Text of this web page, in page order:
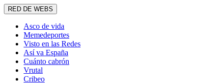
RED DE WEBS
Asco de vida
Memedeportes
Visto en las Redes
Así va España
Cuánto cabrón
Vrutal
Cribeo